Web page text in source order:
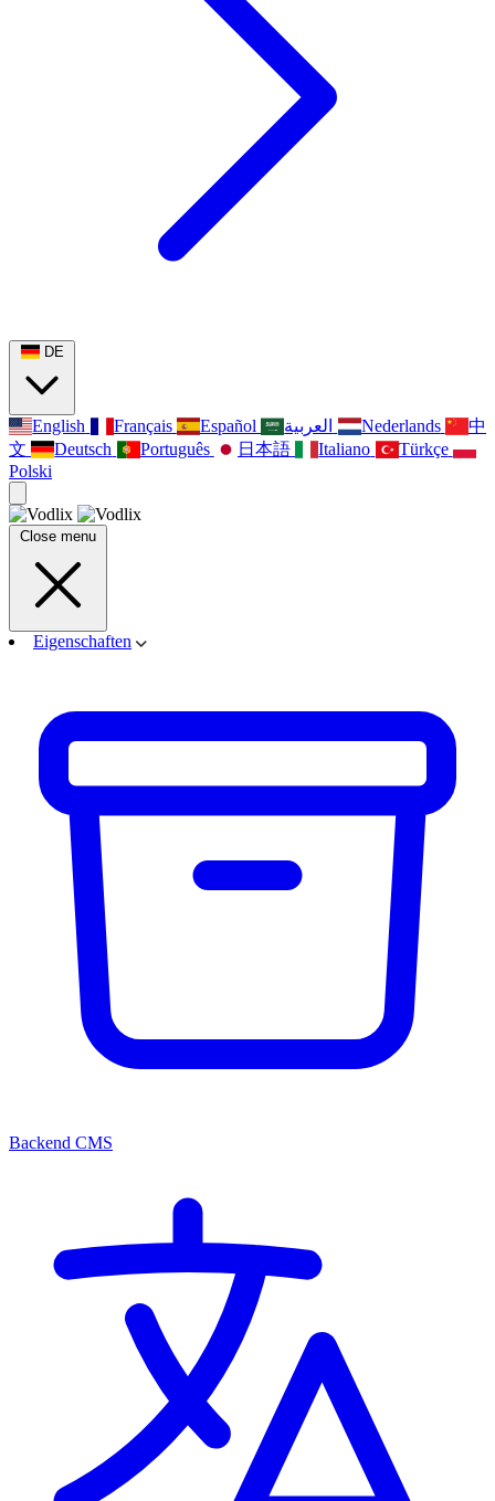
DE
English Français Español العربية Nederlands
中
文
Deutsch Português 日本語 Italiano
Türkçe
Polski
Close menu
Eigenschaften
Backend CMS